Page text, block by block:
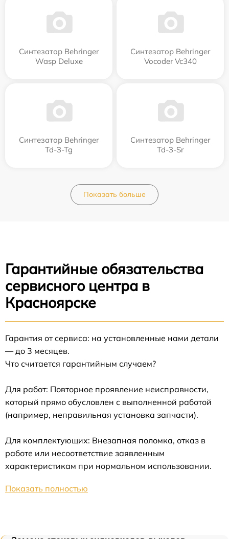
Синтезатор Behringer
Wasp Deluxe
Синтезатор Behringer
Vocoder Vc340
Синтезатор Behringer
Td-3-Tg
Синтезатор Behringer
Td-3-Sr
Показать больше
Гарантийные обязательства
сервисного центра в
Красноярске
Гарантия от сервиса: на установленные нами детали
— до 3 месяцев.
Что считается гарантийным случаем?
Для работ: Повторное проявление неисправности,
который прямо обусловлен с выполненной работой
(например, неправильная установка запчасти).
Для комплектующих: Внезапная поломка, отказ в
работе или несоответствие заявленным
характеристикам при нормальном использовании.
Показать полностью